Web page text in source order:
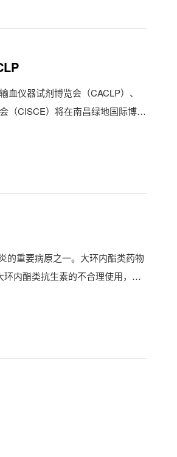
仪器试剂博览会（CACLP）、
（CISCE）将在南昌绿地国际博览
的重要病原之一。大环内酯类药物
内酯类抗生素的不合理使用，其